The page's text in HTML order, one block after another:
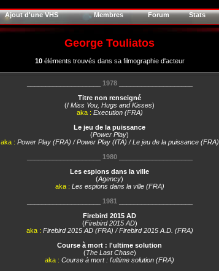
Ajout d'une VHS Membres Forum Stats
George Touliatos
10éléments trouvés dans sa filmographie d'acteur
1978____________________
Titre non renseigné
(I Miss You, Hugs and Kisses)
aka : Execution (FRA)
Le jeu de la puissance
(Power Play)
aka : Power Play (FRA) / Power Play (ITA) / Le jeu de la puissance (FRA)
1980____________________
Les espions dans la ville
(Agency)
aka : Les espions dans la ville (FRA)
1981
Firebird 2015 AD
(Firebird 2015 AD)
aka : Firebird 2015 AD (FRA) / Firebird 2015 A.D. (FRA)
Course à mort : l'ultime solution
(The Last Chase)
aka : Course à mort : l'ultime solution (FRA)